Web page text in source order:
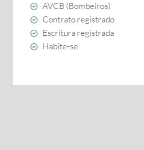
AVCB (Bombeiros)
Contrato registrado
Escritura registrada
Habite-se